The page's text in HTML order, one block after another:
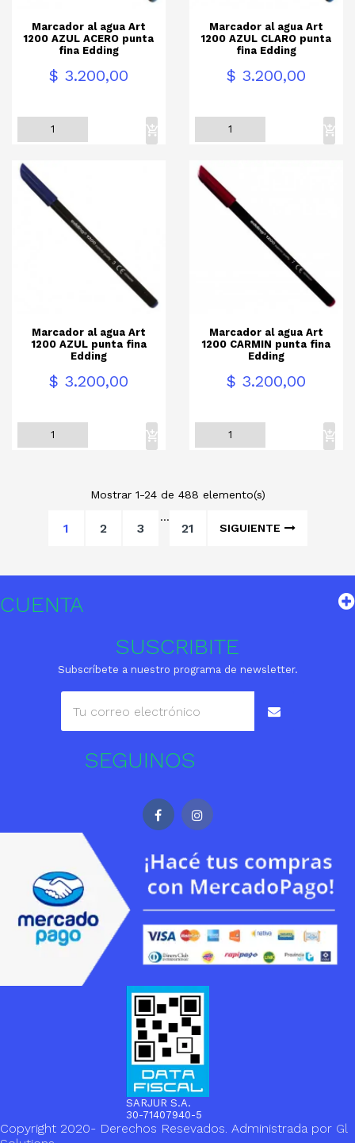
Marcador al agua Art
1200 AZUL ACERO punta
fina Edding
Precio$ 3.200,00
Marcador al agua Art
1200 AZUL CLARO punta
fina Edding
Precio$ 3.200,00
Marcador al agua Art
1200 AZUL punta fina
Edding
Precio$ 3.200,00
Marcador al agua Art
1200 CARMIN punta fina
Edding
Precio$ 3.200,00
Mostrar 1-24 de 488 elemento(s)
1 2 3
…
21 SIGUIENTE
CUENTA
SUSCRIBITE
Subscríbete a nuestro programa de newsletter.
SEGUINOS
SARJUR S.A.
30-71407940-5
Copyright 2020- Derechos Resevados. Administrada por Gl